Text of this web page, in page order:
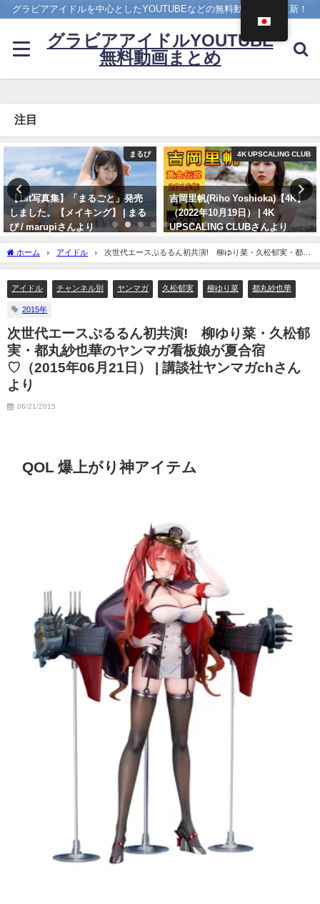
グラビアアイドルを中心としたYOUTUBEなどの無料動画を日々更新！
グラビアアイドルYOUTUBE
無料動画まとめ
注目
4K UPSCALING CLUB
吉岡里帆(Riho Yoshioka)【4K】
（2022年10月19日） | 4K
UPSCALING CLUBさんより
【兒玉遥公式】はるっぴちゃんねる
兒玉遥（2022年11月27日） | こだ
まちゃんねる【公式】さんより
11/27/2022
ホーム アイドル
次世代エースぷるるん初共演! 柳ゆり菜・久松郁実・都丸
紗也華のヤンマガ看板娘が夏合宿♡（2015年06月21日） | 講談社ヤンマガchさんより
アイドル チャンネル別 ヤンマガ 久松郁実 柳ゆり菜 都丸紗也華
2015年
次世代エースぷるるん初共演! 柳ゆり菜・久松郁
実・都丸紗也華のヤンマガ看板娘が夏合宿
♡（2015年06月21日） | 講談社ヤンマガchさん
より
06/21/2015
QOL 爆上がり神アイテム